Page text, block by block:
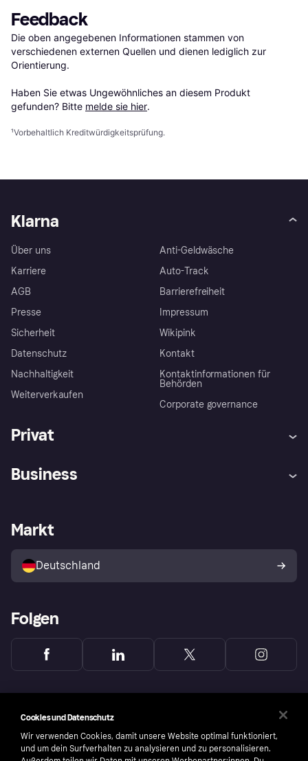
Feedback
Die oben angegebenen Informationen stammen von
verschiedenen externen Quellen und dienen lediglich zur
Orientierung.
Haben Sie etwas Ungewöhnliches an diesem Produkt
gefunden? Bitte melde sie hier.
¹Vorbehaltlich Kreditwürdigkeitsprüfung.
Klarna
Über uns
Karriere
AGB
Presse
Sicherheit
Datenschutz
Nachhaltigkeit
Weiterverkaufen
Anti-Geldwäsche
Auto-Track
Barrierefreiheit
Impressum
Wikipink
Kontakt
Kontaktinformationen für
Behörden
Corporate governance
Privat
Klarna App
Shops entdecken
Käuferschutzrichtlinie
Dein Widerrufsrecht
Business
Händlerportal
Markt
Deutschland
Folgen
Cookies und Datenschutz
Wir verwenden Cookies, damit unsere Website optimal funktioniert,
und um dein Surfverhalten zu analysieren und zu personalisieren.